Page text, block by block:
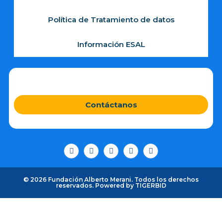
Política de Tratamiento de datos
Información ESAL
Contáctanos
© 2026 Fundación Alberto Merani. Todos los derechos
reservados. Powered by TIGERBID